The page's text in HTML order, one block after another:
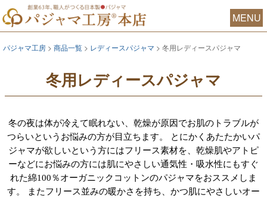
MENU
パジャマ工房 商品一覧 レディースパジャマ 冬用レディースパジャマ
冬用レディースパジャマ
冬の夜は体が冷えて眠れない、乾燥が原因でお肌のトラブルが
つらいというお悩みの方が目立ちます。 とにかくあたたかいパ
ジャマが欲しいという方にはフリース素材を、乾燥肌やアトピ
ーなどにお悩みの方には肌にやさしい通気性・吸水性にもすぐ
れた綿100％オーガニックコットンのパジャマをおススメしま
す。 またフリース並みの暖かさを持ち、かつ肌にやさしいオー